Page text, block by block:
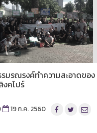
มรณรงค์ทำความสะอาดของ
งคโปร์
19 ก.ค. 2560